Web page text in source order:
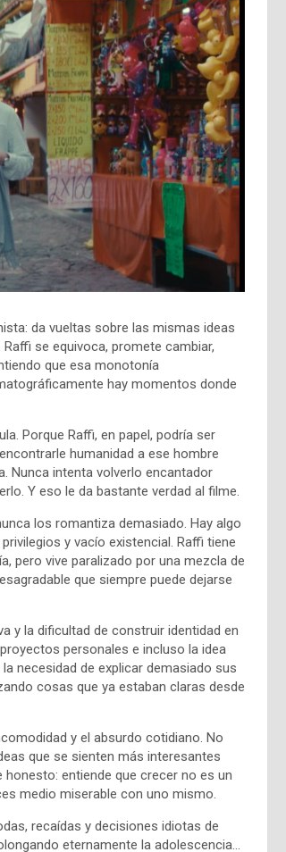
da vueltas sobre las mismas ideas
se equivoca, promete cambiar,
que esa monotonía
hay momentos donde
Porque Raffi, en papel, podría ser
humanidad a ese hombre
Nunca intenta volverlo encantador
Y eso le da bastante verdad al filme.
los romantiza demasiado. Hay algo
y vacío existencial. Raffi tiene
pero vive paralizado por una mezcla de
que siempre puede dejarse
y la dificultad de construir identidad en
personales e incluso la idea
necesidad de explicar demasiado sus
cosas que ya estaban claras desde
y el absurdo cotidiano. No
que se sienten más interesantes
entiende que crecer no es un
medio miserable con uno mismo.
recaídas y decisiones idiotas de
eternamente la adolescencia…